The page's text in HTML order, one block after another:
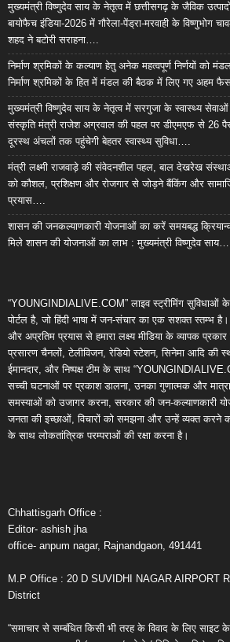
मुख्यमंत्री विष्णुदेव साय के नेतृत्व में छत्तीसगढ़ के जैविक
बायोफैच इंडिया-2026 में गौरेला-पेंड्रा-मरवाही के विष्णुभोग
शहद ने बटोरी सराहना….
निर्माण श्रमिकों के कल्याण हेतु अनेक महत्वपूर्ण निर्णयों को
निर्माण श्रमिकों के हित में मंडल की बैठक में लिए गए अहम
मुख्यमंत्री विष्णुदेव साय के नेतृत्व में सरगुजा के स्वास्थ्य सेवाओं
संस्कृति मंत्री राजेश अग्रवाल की पहल पर डीएमएफ से 26
दूरस्थ अंचलों तक पहुंचेगी बेहतर स्वास्थ्य सुविधा….
मंत्री लक्ष्मी राजवाड़े की संवेदनशील पहल, बाल देखरेख
को कौशल, प्रशिक्षण और रोजगार से जोड़ने बैंकिंग और
प्रयास….
शासन की जनकल्याणकारी योजनाओं का करें समयबद्ध
मिले शासन की योजनाओं का लाभ : मुख्यमंत्री विष्णुदेव
“YOUNGINDIALIVE.COM” लाइव स्ट्रीमिंग सुविधाओं
पोर्टल है, जो हिंदी भाषा में जन-संचार का एक सशक्त स्तम्भ
और अप्रतिम प्रयास से हमारा लक्ष्य मीडिया के व्यापक
प्रसारण चैनलों, टेलीविजन, रेडियो स्टेशन, सिनेमा आदि की
ईमानदार, और निष्पक्ष टीम के साथ
सच्ची घटनाओं पर प्रकाश डालना, उनका गुणात्मक और
समस्याओं को उजागर करना, सरकार की जन-कल्याणकारी
जनता की इच्छाओं, विचारों को समझना और उन्हें व्यक्त करने
के साथ लोकतांत्रिक परम्पराओं की रक्षा करना है।
Chhattisgarh Office :
Editor- ashish jha
office- anpum nagar, Rajnandgaon, 491441
M.P Office : 20 D SUVIDHI NAGAR AIRPORT
District
“समाचार से सम्बंधित किसी भी तरह के विवाद के लिए साइट